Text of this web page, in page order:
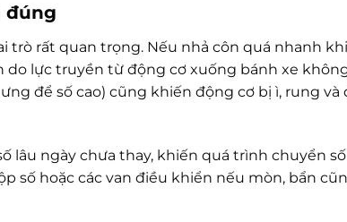
đúng
trò rất quan trọng. Nếu nhả côn quá nhanh
do lực truyền từ động cơ xuống bánh xe
để số cao) cũng khiến động cơ bị ì, rung và
lâu ngày chưa thay, khiến quá trình chuyển
số hoặc các van điều khiển nếu mòn, bẩn